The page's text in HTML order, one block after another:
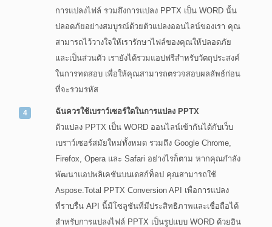
การแปลงไฟล์ รวมถึงการแปลง PPTX เป็น WORD นั้น
ปลอดภัยอย่างสมบูรณ์ด้วยตัวแปลงออนไลน์ของเรา คุณ
สามารถไว้วางใจให้เรารักษาไฟล์ของคุณให้ปลอดภัย
และเป็นส่วนตัว เรายังได้รวมแอปฟรีสำหรับวัตถุประสงค์
ในการทดสอบ เพื่อให้คุณสามารถตรวจสอบผลลัพธ์ก่อน
ที่จะรวมรหัส
ฉันควรใช้เบราว์เซอร์ใดในการแปลง PPTX
ตัวแปลง PPTX เป็น WORD ออนไลน์เข้ากันได้กับเว็บ
เบราว์เซอร์สมัยใหม่ทั้งหมด รวมถึง Google Chrome,
Firefox, Opera และ Safari อย่างไรก็ตาม หากคุณกำลัง
พัฒนาแอปพลิเคชันบนเดสก์ท็อป คุณสามารถใช้
Aspose.Total PPTX Conversion API เพื่อการแปลง
ที่ราบรื่น API นี้มีโซลูชันที่มีประสิทธิภาพและเชื่อถือได้
สำหรับการแปลงไฟล์ PPTX เป็นรูปแบบ WORD ด้วยอิน